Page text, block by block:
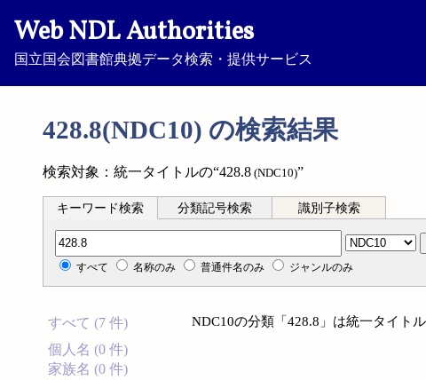
Web NDL Authorities
国立国会図書館典拠データ検索・提供サービス
428.8(NDC10) の検索結果
検索対象：統一タイトルの“428.8 (NDC10)”
キーワード検索 分類記号検索 識別子検索
分類記号検索
すべて 名称のみ 普通件名のみ ジャンルのみ
すべて (7 件)
個人名 (0 件)
家族名 (0 件)
NDC10の分類「428.8」は統一タイト